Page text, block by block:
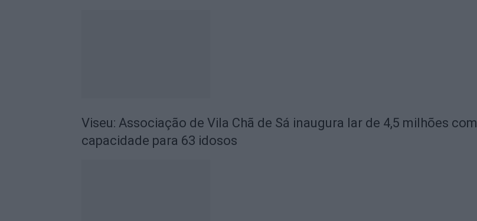
Viseu: Associação de Vila Chã de Sá inaugura lar de 4,5 milhões com
capacidade para 63 idosos